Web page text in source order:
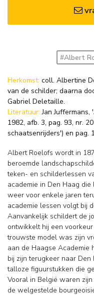
#Albert
Herkomst: coll. Albertine
van de schilder; daarna
Gabriel Deletaille.
Literatuur:Jan
1982, afb. 3, pag. 93, nr.
schaatsenrijders') en pag.
Albert Roelofs wordt in
beroemde
teken- en schilderlessen van zijn
academie in Den Haag
weer voor enkele jaren
academie lessen volgt bij
Aanvankelijk schildert de
ontwikkelt hij een
trouwste model was zijn
aan de Haagse
bij zijn terugkeer naar
talloze figuurstukken die
Vooral in België waren
de welgestelde